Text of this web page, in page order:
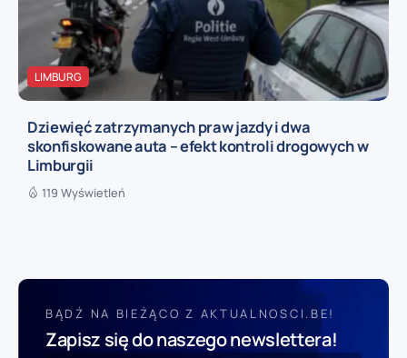
LIMBURG
Dziewięć zatrzymanych praw jazdy i dwa
skonfiskowane auta – efekt kontroli drogowych w
Limburgii
119 Wyświetleń
BĄDŹ NA BIEŻĄCO Z AKTUALNOSCI.BE!
Zapisz się do naszego newslettera!